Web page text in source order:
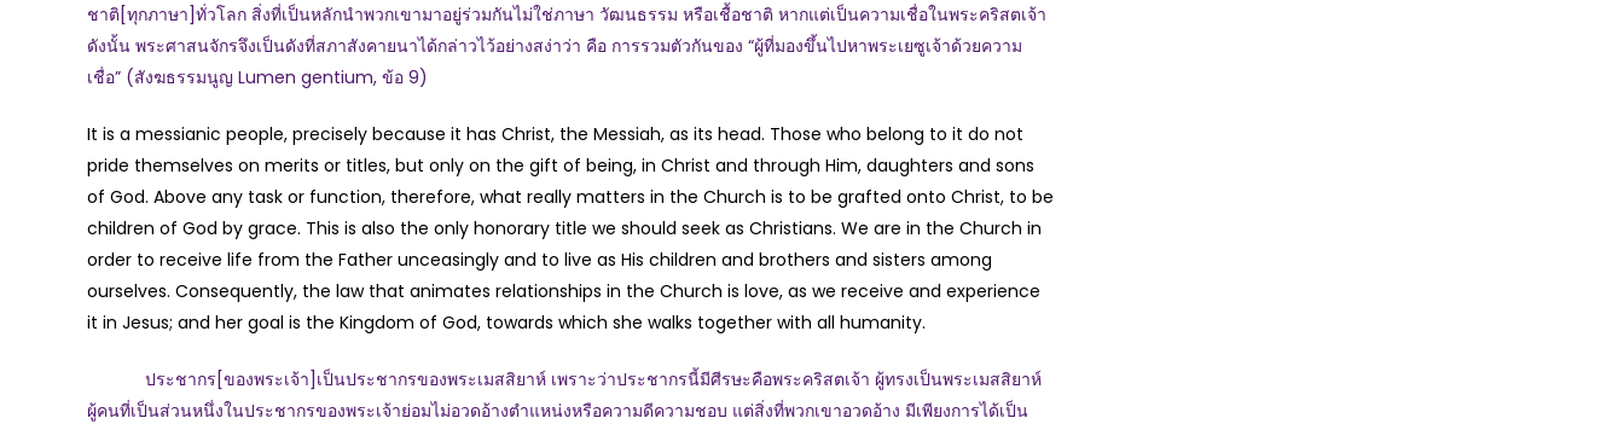
ชาติ[ทุกภาษา]ทั่วโลก สิ่งที่เป็นหลักนำพวกเขามาอยู่ร่วมกันไม่ใช่ภาษา วัฒนธรรม หรือเชื้อชาติ หากแต่เป็นความเชื่อในพระคริสตเจ้า
ดังนั้น พระศาสนจักรจึงเป็นดังที่สภาสังคายนาได้กล่าวไว้อย่างสง่าว่า คือ การรวมตัวกันของ “ผู้ที่มองขึ้นไปหาพระเยซูเจ้าด้วยความ
เชื่อ” (สังฆธรรมนูญ Lumen gentium, ข้อ 9)
It is a messianic people, precisely because it has Christ, the Messiah, as its head. Those who belong to it do not
pride themselves on merits or titles, but only on the gift of being, in Christ and through Him, daughters and sons
of God. Above any task or function, therefore, what really matters in the Church is to be grafted onto Christ, to be
children of God by grace. This is also the only honorary title we should seek as Christians. We are in the Church in
order to receive life from the Father unceasingly and to live as His children and brothers and sisters among
ourselves. Consequently, the law that animates relationships in the Church is love, as we receive and experience
it in Jesus; and her goal is the Kingdom of God, towards which she walks together with all humanity.
ประชากร[ของพระเจ้า]เป็นประชากรของพระเมสสิยาห์ เพราะว่าประชากรนี้มีศีรษะคือพระคริสตเจ้า ผู้ทรงเป็นพระเมสสิยาห์
ผู้คนที่เป็นส่วนหนึ่งในประชากรของพระเจ้าย่อมไม่อวดอ้างตำแหน่งหรือความดีความชอบ แต่สิ่งที่พวกเขาอวดอ้าง มีเพียงการได้เป็น